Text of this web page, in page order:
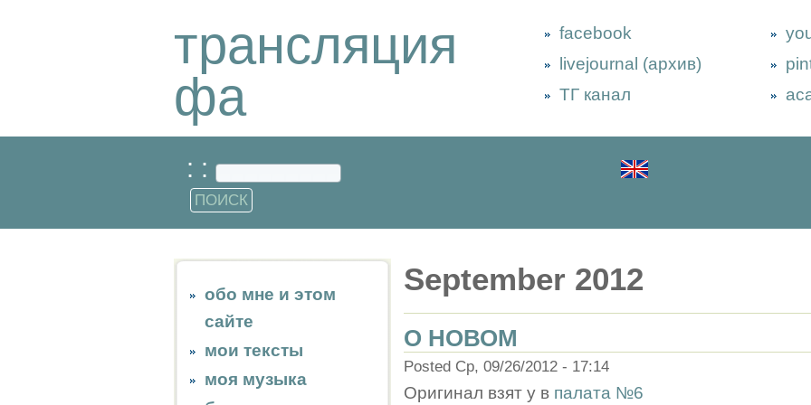
трансляция
фа
facebook
livejournal (архив)
ТГ канал
: :
обо мне и этом
сайте
мои тексты
моя музыка
September 2012
О НОВОМ
Posted Ср, 09/26/2012 - 17:14
Оригинал взят у в палата №6